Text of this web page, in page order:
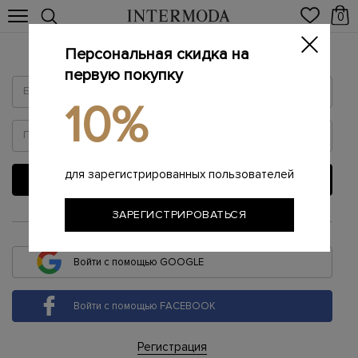
0
Войти
ВОЙТИ
или
Войти с помощью GOOGLE
Войти с помощью FACEBOOK
Регистрация
Персональная скидка на
первую покупку
10%
для зарегистрированных пользователей
ЗАРЕГИСТРИРОВАТЬСЯ